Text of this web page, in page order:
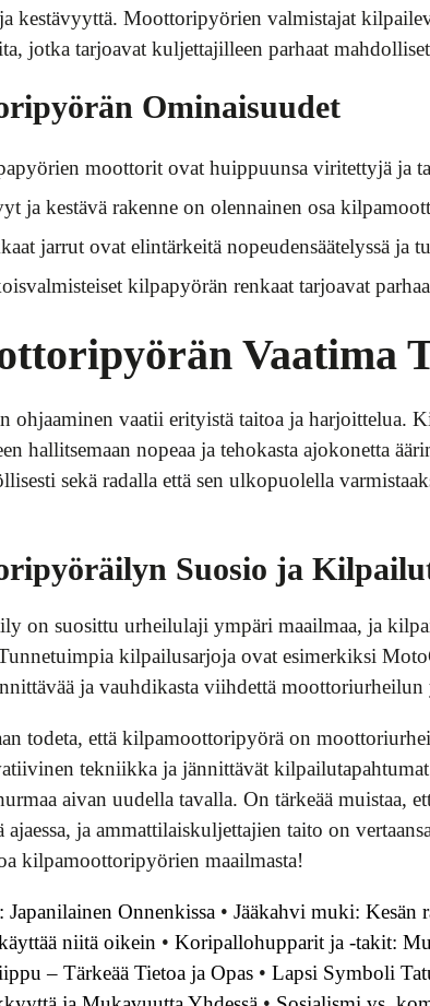
kestävyyttä. Moottoripyörien valmistajat
jotka tarjoavat kuljettajilleen parhaat
Ominaisuudet
moottorit ovat huippuunsa viritettyjä ja
ja kestävä rakenne on olennainen osa
jarrut ovat elintärkeitä nopeudensäätelyssä ja
kilpapyörän renkaat tarjoavat
Vaatima
ohjaaminen vaatii erityistä taitoa ja harjoittelua.
hallitsemaan nopeaa ja tehokasta ajokonetta
sekä radalla että sen ulkopuolella
Suosio ja
on suosittu urheilulaji ympäri maailmaa, ja
kilpailusarjoja ovat esimerkiksi
ja vauhdikasta viihdettä
todeta, että kilpamoottoripyörä on
tekniikka ja jännittävät
aivan uudella tavalla. On tärkeää muistaa,
ja ammattilaiskuljettajien taito on
kilpamoottoripyörien maailmasta!
Onnenkissa • Jääkahvi muki: Kesän
niitä oikein • Koripallohupparit ja -takit:
– Tärkeää Tietoa ja Opas • Lapsi Symboli